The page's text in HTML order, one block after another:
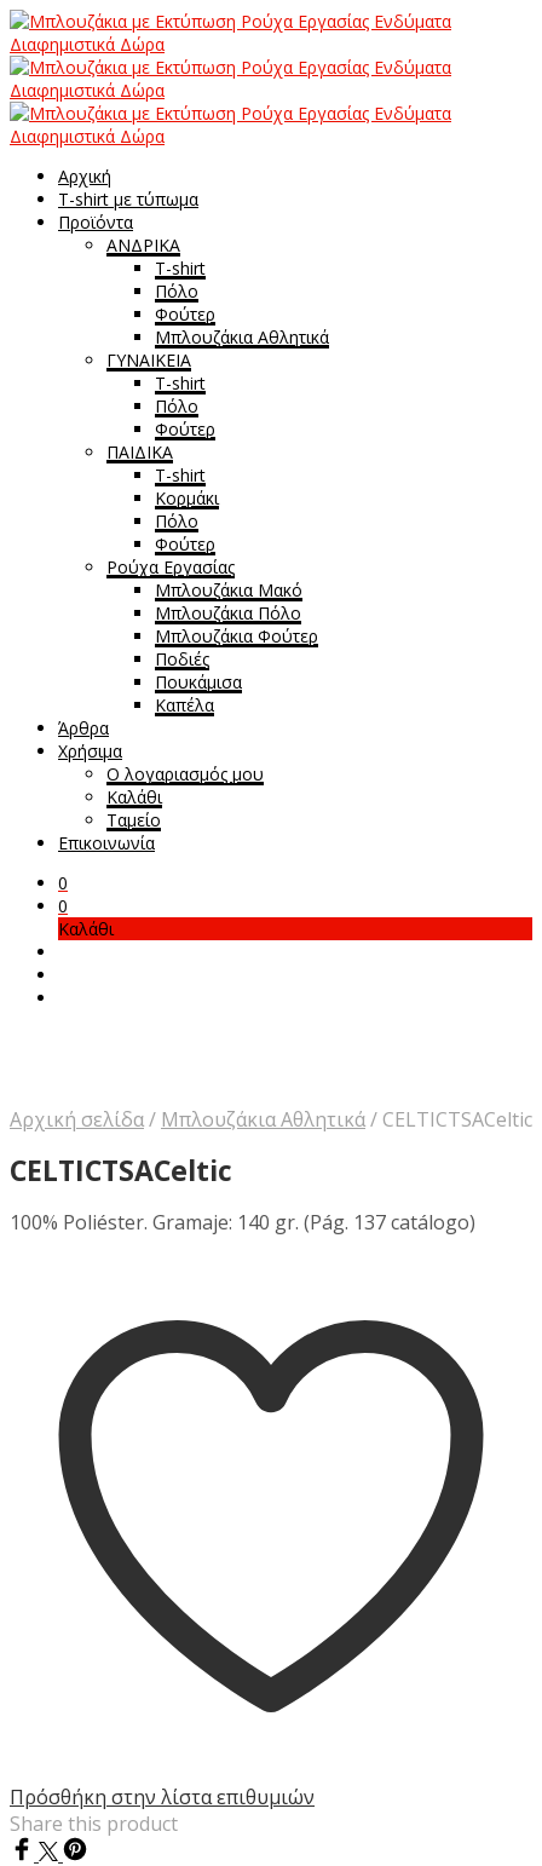
Αρχική
T-shirt με τύπωμα
Προϊόντα
ΑΝΔΡΙΚΑ
T-shirt
Πόλο
Φούτερ
Μπλουζάκια Αθλητικά
ΓΥΝΑΙΚΕΙΑ
T-shirt
Πόλο
Φούτερ
ΠΑΙΔΙΚΑ
T-shirt
Κορμάκι
Πόλο
Φούτερ
Ρούχα Εργασίας
Μπλουζάκια Μακό
Μπλουζάκια Πόλο
Μπλουζάκια Φούτερ
Ποδιές
Πουκάμισα
Καπέλα
Άρθρα
Χρήσιμα
Ο λογαριασμός μου
Καλάθι
Ταμείο
Επικοινωνία
0
0
Καλάθι
Αρχική σελίδα/ Μπλουζάκια Αθλητικά/ CELTICTSACeltic
CELTICTSACeltic
100% Poliéster. Gramaje: 140 gr. (Pág. 137 catálogo)
Πρόσθήκη στην λίστα επιθυμιών
Share this product